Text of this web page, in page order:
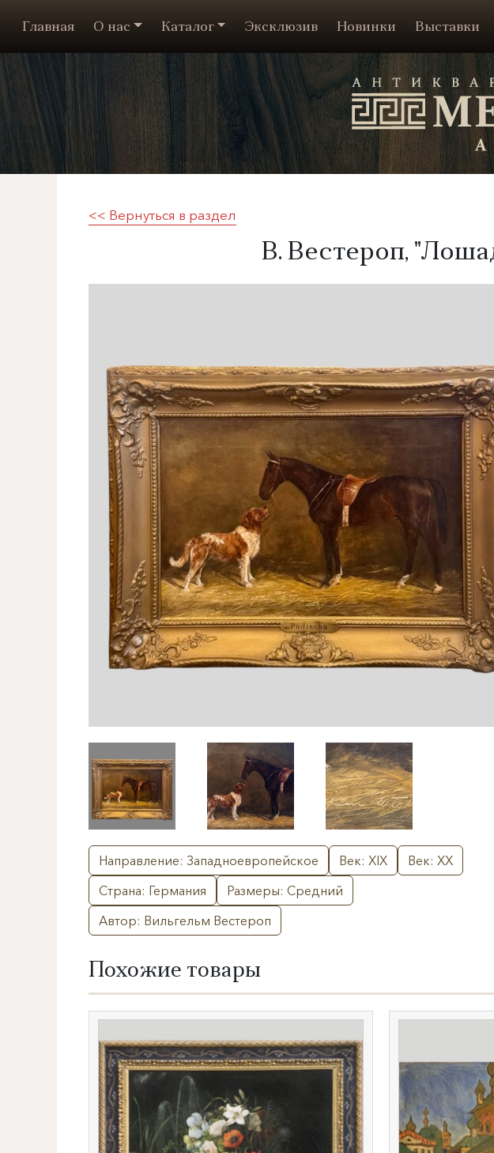
Главная О нас Каталог Эксклюзив Новинки Выставки
<< Вернуться в раздел
В. Вестероп,
Направление: Западноевропейское Век: XIX
Век: XX
Страна: Германия
Размеры: Средний
Автор: Вильгельм Вестероп
Похожие товары